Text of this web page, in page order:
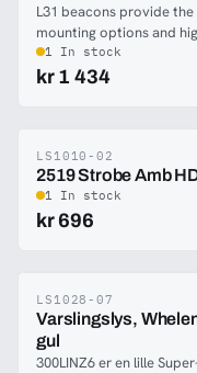
L31 beacons provide
mounting options and
1 In stock
kr 1 434
-69%
LS1010-02
2519 Strobe Amb
1 In stock
kr 696
-69%
LS1028-07
Varslingslys,
gul
300LINZ6 er en lille